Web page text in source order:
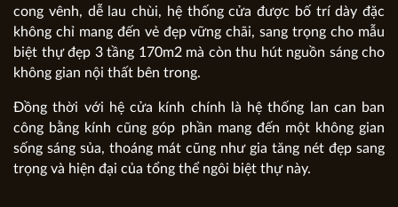
cong vênh, dễ lau chùi, hệ thống cửa được bố trí dày đặc
không chỉ mang đến vẻ đẹp vững chãi, sang trọng cho mẫu
biệt thự đẹp 3 tầng 170m2 mà còn thu hút nguồn sáng cho
không gian nội thất bên trong.
Đồng thời với hệ cửa kính chính là hệ thống lan can ban
công bằng kính cũng góp phần mang đến một không gian
sống sáng sủa, thoáng mát cũng như gia tăng nét đẹp sang
trọng và hiện đại của tổng thể ngôi biệt thự này.